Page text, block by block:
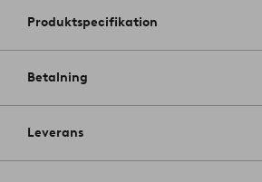
Produktspecifikation
Betalning
Leverans